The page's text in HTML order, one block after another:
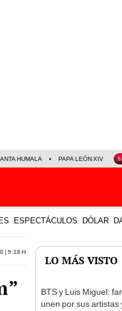
HUMALA PAPA LEÓN XIV
ESPECTÁCULOS DÓLAR
| 9:18 h
LO MÁS VISTO
BTS y Luis Miguel:
unen por sus artistas